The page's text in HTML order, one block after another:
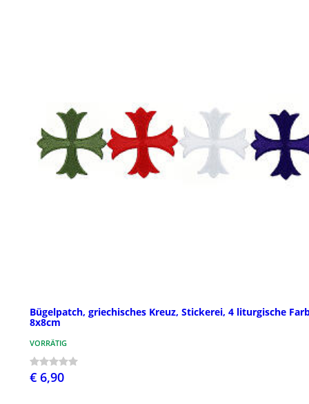
Bügelpatch, griechisches Kreuz, Stickerei, 4 liturgische
8x8cm
VORRÄTIG
€ 6,90